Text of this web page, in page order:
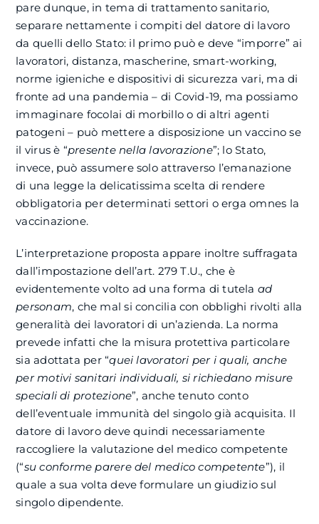
pare dunque, in tema di trattamento sanitario,
separare nettamente i compiti del datore di lavoro
da quelli dello Stato: il primo può e deve “imporre” ai
lavoratori, distanza, mascherine, smart-working,
norme igieniche e dispositivi di sicurezza vari, ma di
fronte ad una pandemia – di Covid-19, ma possiamo
immaginare focolai di morbillo o di altri agenti
patogeni – può mettere a disposizione un vaccino se
il virus è “presente nella lavorazione”; lo Stato,
invece, può assumere solo attraverso l’emanazione
di una legge la delicatissima scelta di rendere
obbligatoria per determinati settori o erga omnes la
vaccinazione.
L’interpretazione proposta appare inoltre suffragata
dall’impostazione dell’art. 279 T.U., che è
evidentemente volto ad una forma di tutela ad
personam, che mal si concilia con obblighi rivolti alla
generalità dei lavoratori di un’azienda. La norma
prevede infatti che la misura protettiva particolare
sia adottata per “quei lavoratori per i quali, anche
per motivi sanitari individuali, si richiedano misure
speciali di protezione”, anche tenuto conto
dell’eventuale immunità del singolo già acquisita. Il
datore di lavoro deve quindi necessariamente
raccogliere la valutazione del medico competente
(“su conforme parere del medico competente”), il
quale a sua volta deve formulare un giudizio sul
singolo dipendente.